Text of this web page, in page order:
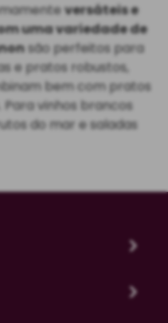
versáteis e
uma variedade de
são perfeitos para
e pratos robustos,
bem com pratos
Para vinhos brancos
do mar e saladas